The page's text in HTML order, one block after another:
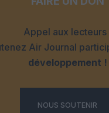
Appel aux lecteurs
Air Journal
développement !
NOUS SOUTENIR